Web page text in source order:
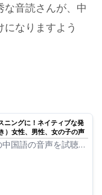
な音読さんが、中
なりますよう
ニングに！ネイティブな発
）女性、男性、女の子の声
国語の音声を試聴